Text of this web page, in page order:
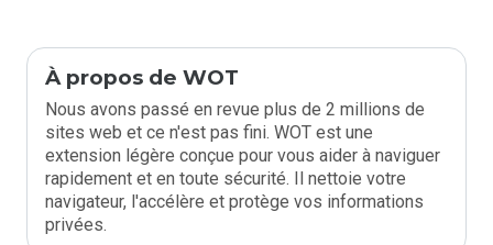
À propos de WOT
Nous avons passé en revue plus de 2 millions de
sites web et ce n'est pas fini. WOT est une
extension légère conçue pour vous aider à naviguer
rapidement et en toute sécurité. Il nettoie votre
navigateur, l'accélère et protège vos informations
privées.